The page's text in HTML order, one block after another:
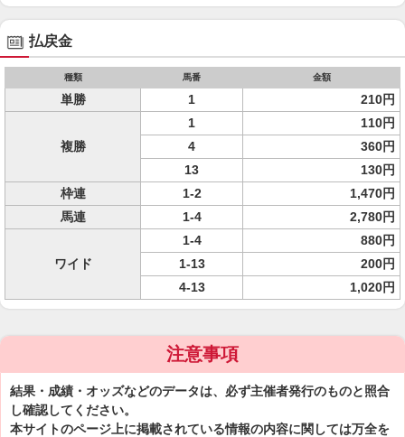
払戻金
種類 馬番 金額
単勝 1 210円
複勝
1
110円
4
360円
13
130円
枠連
1-2
1,470円
馬連
1-4 2,780円
ワイド
1-4
880円
1-13
200円
4-13
1,020円
注意事項
結果・成績・オッズなどのデータは、必ず主催者発行のものと照合
し確認してください。
本サイトのページ上に掲載されている情報の内容に関しては万全を